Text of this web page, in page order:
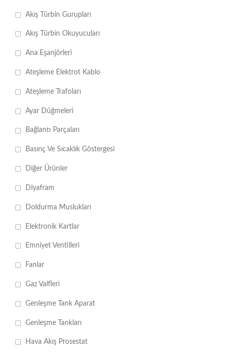
Akış Türbin Gurupları
Akış Türbin Okuyucuları
Ana Eşanjörleri
Ateşleme Elektrot Kablo
Ateşleme Trafoları
Ayar Düğmeleri
Bağlantı Parçaları
Basınç Ve Sıcaklık Göstergesi
Diğer Ürünler
Diyafram
Doldurma Muslukları
Elektronik Kartlar
Emniyet Ventilleri
Fanlar
Gaz Valfleri
Genleşme Tank Aparat
Genleşme Tankları
Hava Akış Prosestat